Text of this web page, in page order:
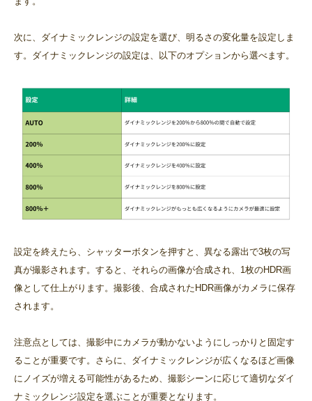
次に、ダイナミックレンジの設定を選び、明るさの変化量を設定しま
す。ダイナミックレンジの設定は、以下のオプションから選べます。
設定を終えたら、シャッターボタンを押すと、異なる露出で3枚の写
真が撮影されます。すると、それらの画像が合成され、1枚のHDR画
像として仕上がります。撮影後、合成されたHDR画像がカメラに保存
されます。
注意点としては、撮影中にカメラが動かないようにしっかりと固定す
ることが重要です。さらに、ダイナミックレンジが広くなるほど画像
にノイズが増える可能性があるため、撮影シーンに応じて適切なダイ
ナミックレンジ設定を選ぶことが重要となります。